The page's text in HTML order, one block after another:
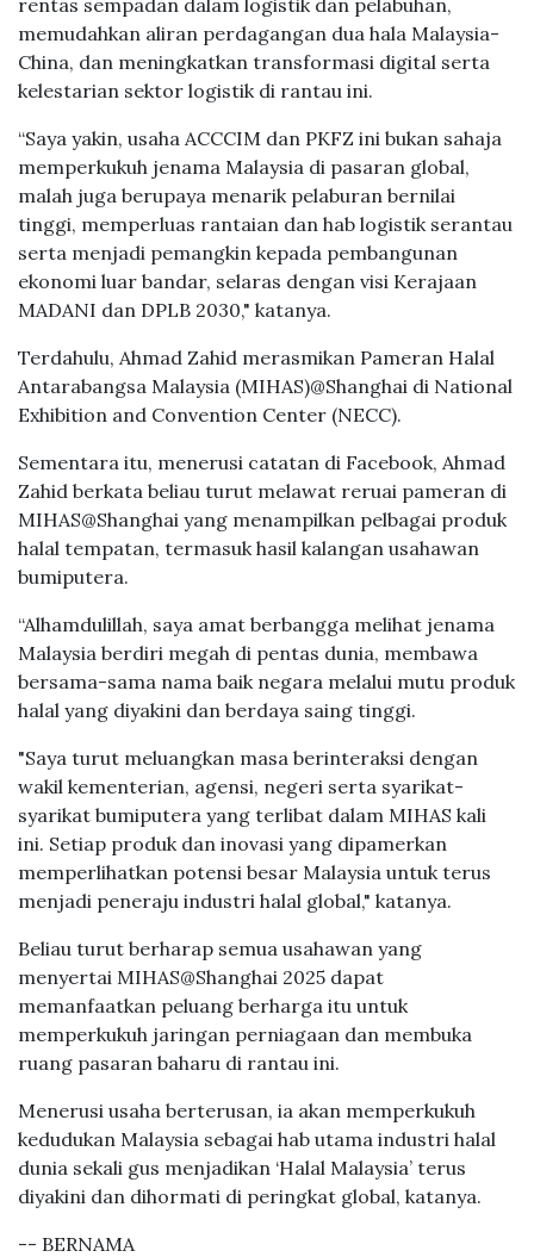
rentas sempadan dalam logistik dan pelabuhan,
memudahkan aliran perdagangan dua hala Malaysia-
China, dan meningkatkan transformasi digital serta
kelestarian sektor logistik di rantau ini.
“Saya yakin, usaha ACCCIM dan PKFZ ini bukan sahaja
memperkukuh jenama Malaysia di pasaran global,
malah juga berupaya menarik pelaburan bernilai
tinggi, memperluas rantaian dan hab logistik serantau
serta menjadi pemangkin kepada pembangunan
ekonomi luar bandar, selaras dengan visi Kerajaan
MADANI dan DPLB 2030," katanya.
Terdahulu, Ahmad Zahid merasmikan Pameran Halal
Antarabangsa Malaysia (MIHAS)@Shanghai di National
Exhibition and Convention Center (NECC).
Sementara itu, menerusi catatan di Facebook, Ahmad
Zahid berkata beliau turut melawat reruai pameran di
MIHAS@Shanghai yang menampilkan pelbagai produk
halal tempatan, termasuk hasil kalangan usahawan
bumiputera.
“Alhamdulillah, saya amat berbangga melihat jenama
Malaysia berdiri megah di pentas dunia, membawa
bersama-sama nama baik negara melalui mutu produk
halal yang diyakini dan berdaya saing tinggi.
"Saya turut meluangkan masa berinteraksi dengan
wakil kementerian, agensi, negeri serta syarikat-
syarikat bumiputera yang terlibat dalam MIHAS kali
ini. Setiap produk dan inovasi yang dipamerkan
memperlihatkan potensi besar Malaysia untuk terus
menjadi peneraju industri halal global," katanya.
Beliau turut berharap semua usahawan yang
menyertai MIHAS@Shanghai 2025 dapat
memanfaatkan peluang berharga itu untuk
memperkukuh jaringan perniagaan dan membuka
ruang pasaran baharu di rantau ini.
Menerusi usaha berterusan, ia akan memperkukuh
kedudukan Malaysia sebagai hab utama industri halal
dunia sekali gus menjadikan ‘Halal Malaysia’ terus
diyakini dan dihormati di peringkat global, katanya.
-- BERNAMA